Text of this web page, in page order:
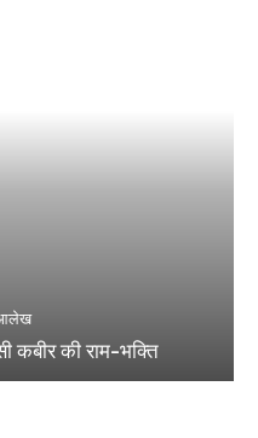
आलेख
कबीर की राम-भक्ति